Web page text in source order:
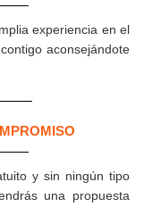
experiencia en el
aconsejándote
y sin ningún tipo
una propuesta